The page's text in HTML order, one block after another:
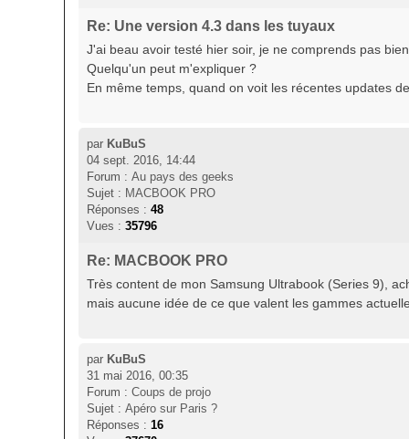
Re: Une version 4.3 dans les tuyaux
J'ai beau avoir testé hier soir, je ne comprends pas
Quelqu'un peut m'expliquer ?
En même temps, quand on voit les récentes updates
par KuBuS
04 sept. 2016, 14:44
Forum : Au pays des geeks
Sujet : MACBOOK PRO
Réponses : 48
Vues : 35796
Re: MACBOOK PRO
Très content de mon Samsung Ultrabook (Series 9),
mais aucune idée de ce que valent les gammes
par KuBuS
31 mai 2016, 00:35
Forum : Coups de projo
Sujet : Apéro sur Paris ?
Réponses : 16